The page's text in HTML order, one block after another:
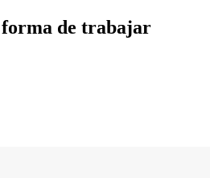
de trabajar